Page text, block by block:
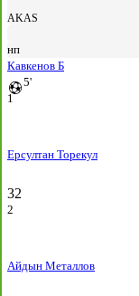
AKAS
нп
Кавкенов Б
5'
1
Ерсултан Торекул
32
2
Айдын Металлов